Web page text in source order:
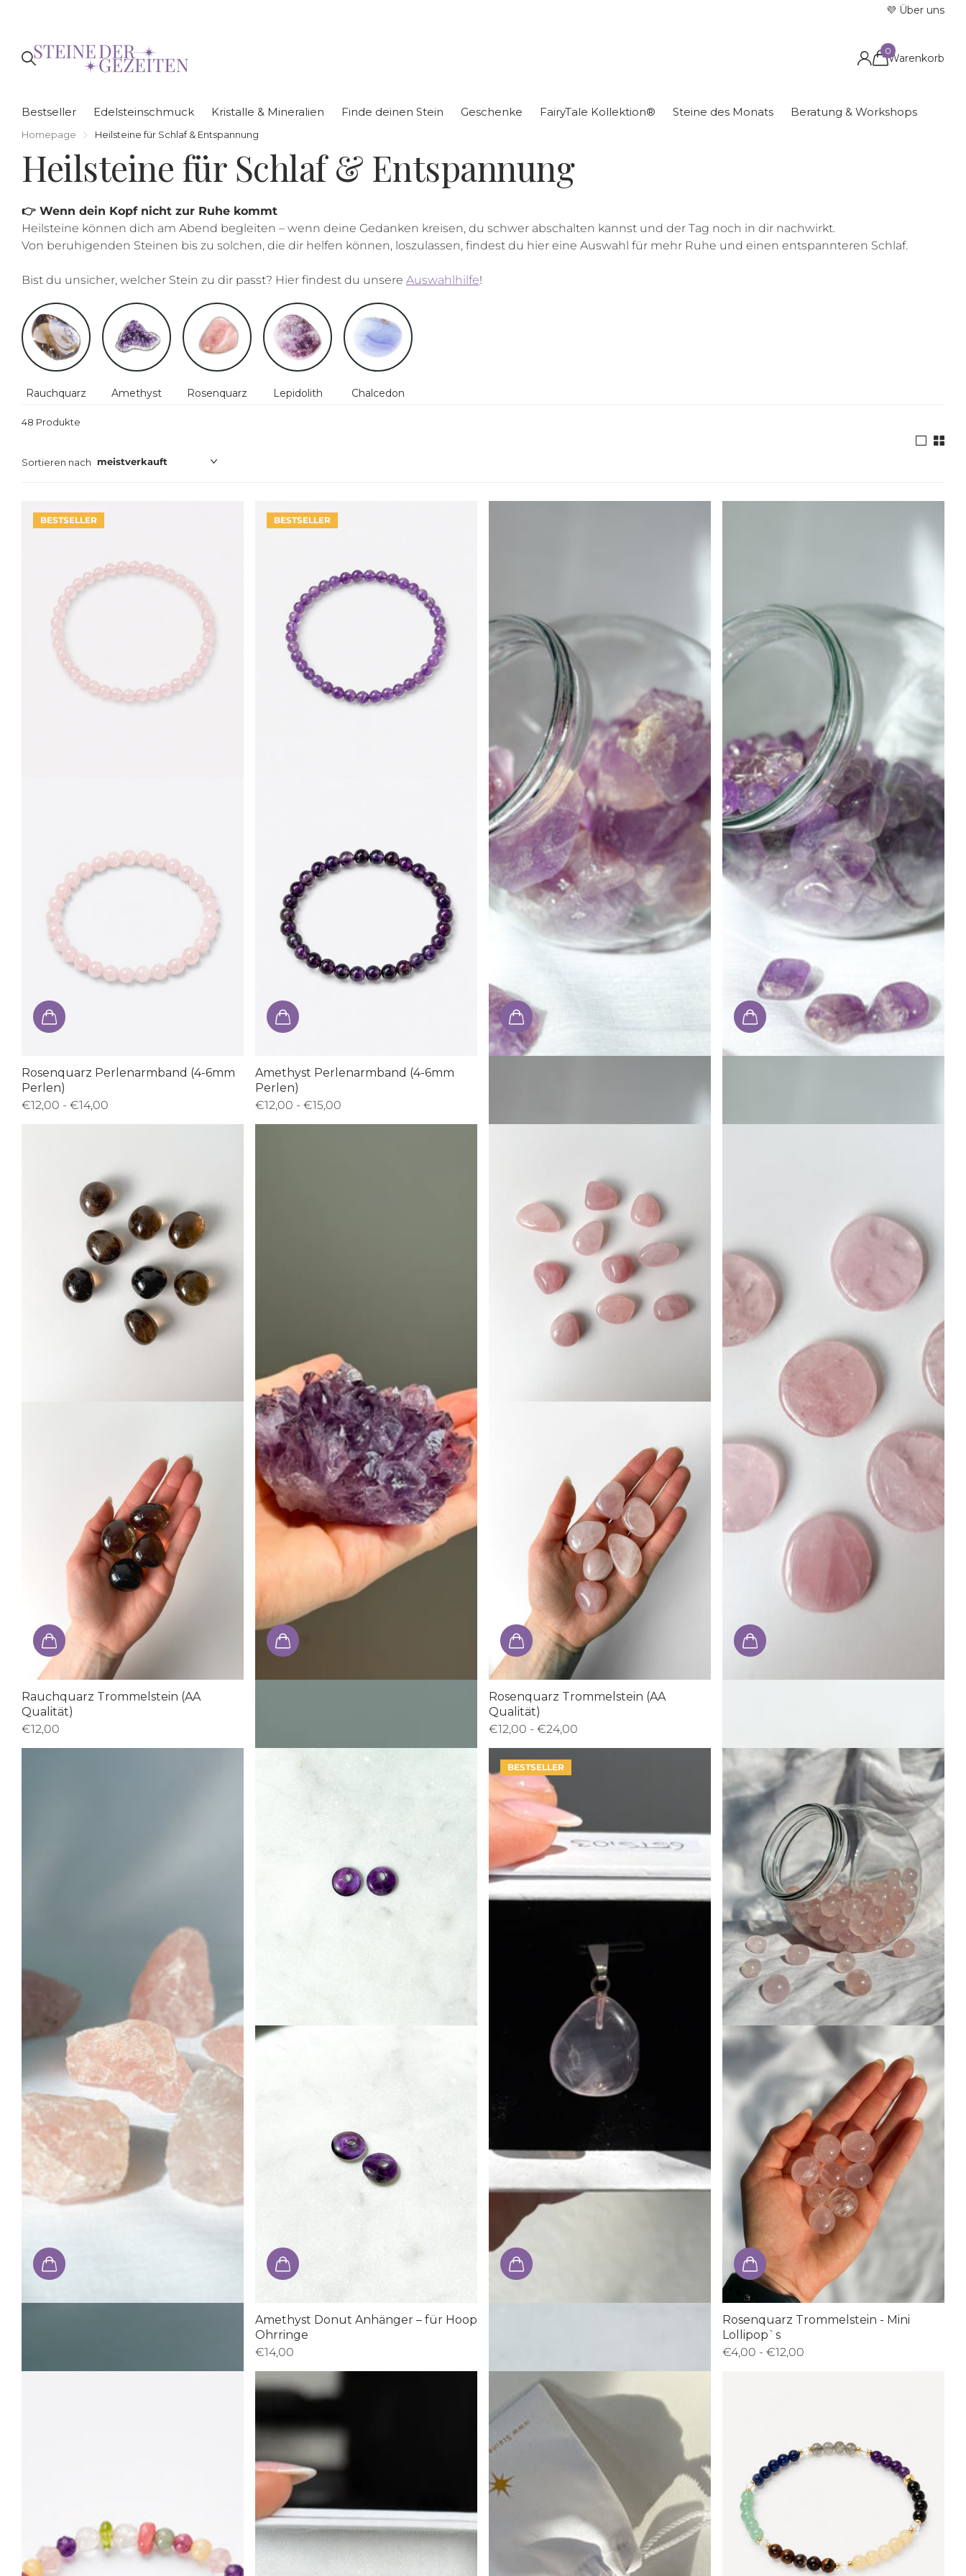
💜 Über uns
Warenkorb
0
Bestseller Edelsteinschmuck Kristalle & Mineralien Finde deinen Stein Geschenke FairyTale Kollektion® Steine des Monats Beratung & Workshops
Homepage Heilsteine für Schlaf & Entspannung
Heilsteine für Schlaf & Entspannung
👉 Wenn dein Kopf nicht zur Ruhe kommt
Heilsteine können dich am Abend begleiten – wenn deine Gedanken kreisen, du schwer abschalten kannst und der Tag noch in dir nachwirkt.
Von beruhigenden Steinen bis zu solchen, die dir helfen können, loszulassen, findest du hier eine Auswahl für mehr Ruhe und einen entspannteren Schlaf.
Bist du unsicher, welcher Stein zu dir passt? Hier findest du unsere Auswahlhilfe!
Rauchquarz Amethyst Rosenquarz Lepidolith Chalcedon
48 Produkte
Sortieren nach
BESTSELLER
Rosenquarz Perlenarmband (4-6mm
Perlen)
€12,00 - €14,00
BESTSELLER
Amethyst Perlenarmband (4-6mm
Perlen)
€12,00 - €15,00
Rauchquarz Trommelstein (AA
Qualität)
€12,00
Rosenquarz Trommelstein (AA
Qualität)
€12,00 - €24,00
Amethyst Donut Anhänger – für Hoop
Ohrringe
€14,00
BESTSELLER
Rosenquarz Trommelstein - Mini
Lollipop`s
€4,00 - €12,00